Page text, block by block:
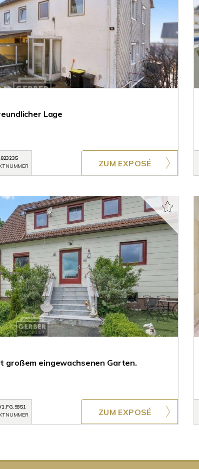
Lage
ZUM EXPOSÉ
großem eingewachsenen Garten.
ZUM EXPOSÉ